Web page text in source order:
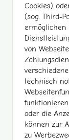
Cookies)
(sog. Third-
ermöglichen
von
technisch
oder die
können zur
zu